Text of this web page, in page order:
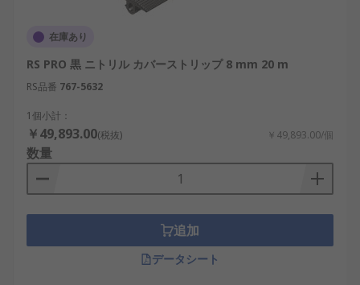
在庫あり
RS PRO 黒 ニトリル カバーストリップ 8 mm 20 m
RS品番 767-5632
1個小計：
￥49,893.00(税抜) ￥49,893.00/個
数量
追加
データシート